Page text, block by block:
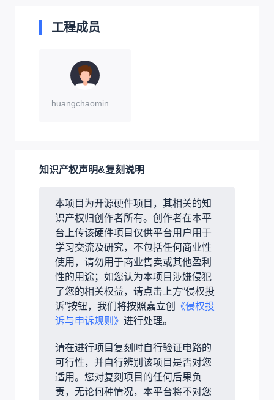
工程成员
知识产权声明&复刻说明
本项目为开源硬件项目，其相关的知
识产权归创作者所有。创作者在本平
台上传该硬件项目仅供平台用户用于
学习交流及研究，不包括任何商业性
使用，请勿用于商业售卖或其他盈利
性的用途；如您认为本项目涉嫌侵犯
了您的相关权益，请点击上方“侵权投
诉”按钮，我们将按照嘉立创
《侵权投
诉与申诉规则》 进行处理。
请在进行项目复刻时自行验证电路的
可行性，并自行辨别该项目是否对您
适用。您对复刻项目的任何后果负
责，无论何种情况，本平台将不对您